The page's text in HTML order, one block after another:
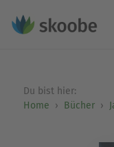
Du bist hier:
Home
Bücher